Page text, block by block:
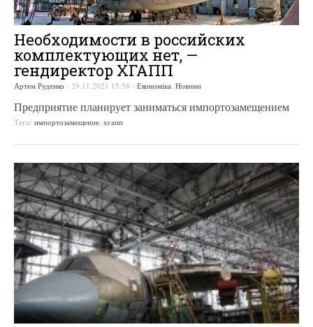
Необходимости в российских
комплектующих нет, —
гендиректор ХГАПП
Артем Руденко - 29.11.2021 15:58 - Економіка Новини
Предприятие планирует заниматься импортозамещением
Теги: импортозамещение хгапп